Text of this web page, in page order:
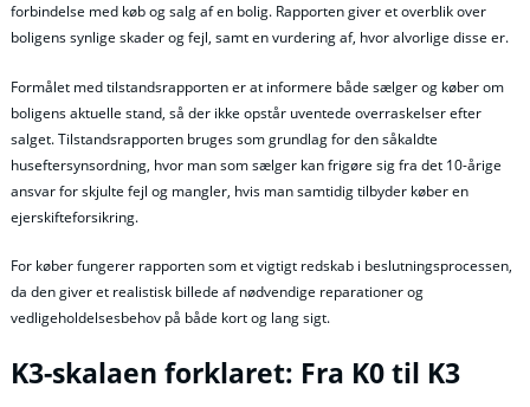
forbindelse med køb og salg af en bolig. Rapporten giver et overblik over
boligens synlige skader og fejl, samt en vurdering af, hvor alvorlige disse er.
Formålet med tilstandsrapporten er at informere både sælger og køber om
boligens aktuelle stand, så der ikke opstår uventede overraskelser efter
salget. Tilstandsrapporten bruges som grundlag for den såkaldte
huseftersynsordning, hvor man som sælger kan frigøre sig fra det 10-årige
ansvar for skjulte fejl og mangler, hvis man samtidig tilbyder køber en
ejerskifteforsikring.
For køber fungerer rapporten som et vigtigt redskab i beslutningsprocessen,
da den giver et realistisk billede af nødvendige reparationer og
vedligeholdelsesbehov på både kort og lang sigt.
K3-skalaen forklaret: Fra K0 til K3